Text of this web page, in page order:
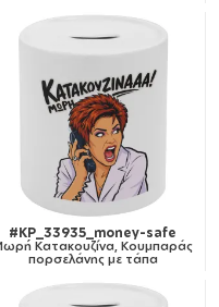
#KP_33935_money-safe
Κατακουζίνα, Κουμπαράς
πορσελάνης με τάπα